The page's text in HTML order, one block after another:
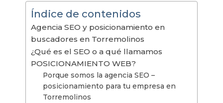
Índice de contenidos
Agencia SEO y posicionamiento en
buscadores en Torremolinos
¿Qué es el SEO o a qué llamamos
POSICIONAMIENTO WEB?
Porque somos la agencia SEO –
posicionamiento para tu empresa en
Torremolinos